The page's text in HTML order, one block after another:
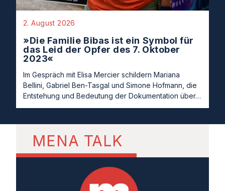
2. August 2026
»Die Familie Bibas ist ein Symbol für
das Leid der Opfer des 7. Oktober
2023«
Im Gespräch mit Elisa Mercier schildern Mariana
Bellini, Gabriel Ben-Tasgal und Simone Hofmann, die
Entstehung und Bedeutung der Dokumentation über…
MENA TALK